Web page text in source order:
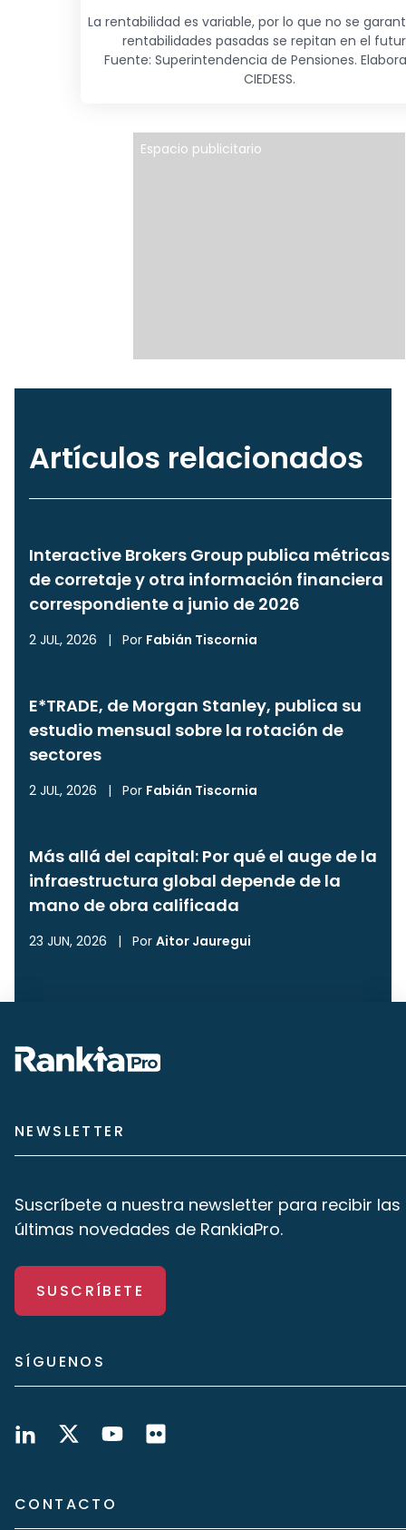
La rentabilidad es variable, por lo que no se
rentabilidades pasadas se repitan en el
Fuente: Superintendencia de Pensiones.
CIEDESS.
Espacio publicitario
Artículos relacionados
Interactive Brokers Group publica métricas
de corretaje y otra información financiera
correspondiente a junio de 2026
2 JUL, 2026 | Por Fabián Tiscornia
E*TRADE, de Morgan Stanley, publica su
estudio mensual sobre la rotación de
sectores
2 JUL, 2026 | Por Fabián Tiscornia
Más allá del capital: Por qué el auge de la
infraestructura global depende de la
mano de obra calificada
23 JUN, 2026 | Por Aitor Jauregui
NEWSLETTER
Suscríbete a nuestra newsletter para recibir las
últimas novedades de RankiaPro.
SUSCRÍBETE
SÍGUENOS
CONTACTO